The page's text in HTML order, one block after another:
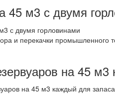
45 м3 с двумя
и перекачки промышленного
на 45